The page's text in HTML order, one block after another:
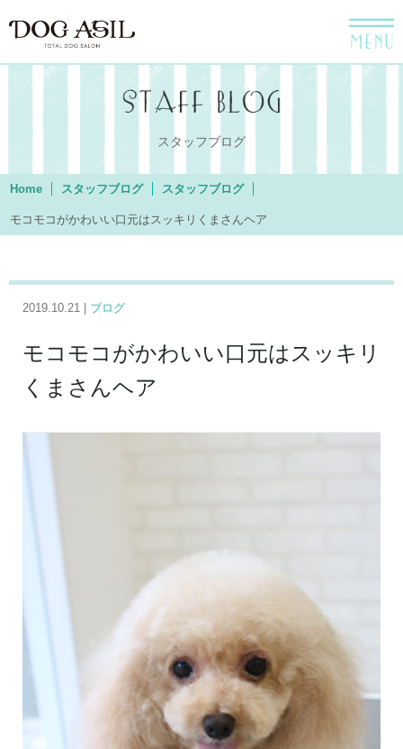
menu
スタッフブログ
Home スタッフブログ スタッフブログ
モコモコがかわいい口元はスッキリくまさんヘア
2019.10.21 | ブログ
モコモコがかわいい口元はスッキリ
くまさんヘア